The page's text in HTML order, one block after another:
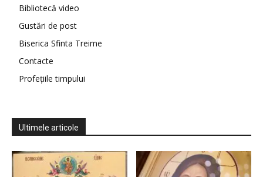
Bibliotecă video
Gustări de post
Biserica Sfinta Treime
Contacte
Profețiile timpului
Ultimele articole